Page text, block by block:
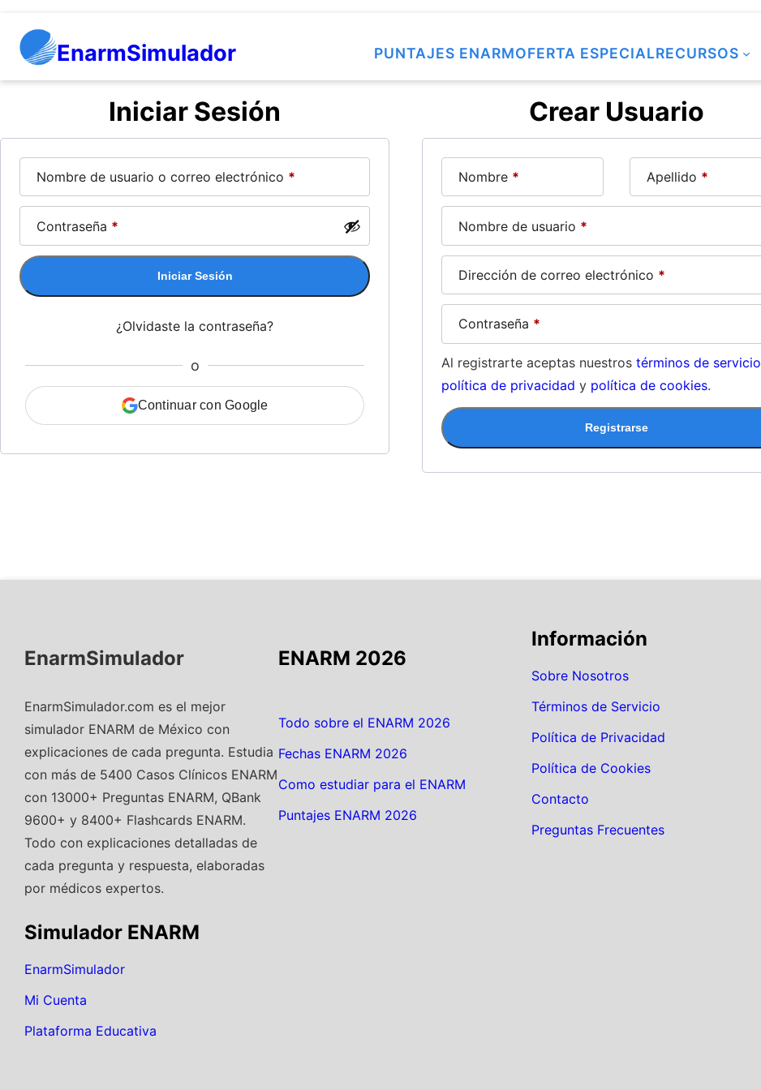
contenido
EnarmSimulador PUNTAJES ENARMOFERTA ESPECIALRECURSOS
Iniciar Sesión
Nombre de usuario o correo electrónico *
Contraseña *
Iniciar Sesión
¿Olvidaste la contraseña?
o
Continuar con Google
Crear Usuario
Nombre * Apellido *
Nombre de usuario *
Dirección de correo electrónico *
Contraseña *
Al registrarte aceptas nuestros términos de servicio
política de privacidad y política de cookies.
Registrarse
EnarmSimulador
EnarmSimulador.com es el mejor
simulador ENARM de México con
explicaciones de cada pregunta. Estudia
con más de 5400 Casos Clínicos ENARM
con 13000+ Preguntas ENARM, QBank
9600+ y 8400+ Flashcards ENARM.
Todo con explicaciones detalladas de
cada pregunta y respuesta, elaboradas
por médicos expertos.
Simulador ENARM
EnarmSimulador
Mi Cuenta
Plataforma Educativa
ENARM 2026
Todo sobre el ENARM 2026
Fechas ENARM 2026
Como estudiar para el ENARM
Puntajes ENARM 2026
Información
Sobre Nosotros
Términos de Servicio
Política de Privacidad
Política de Cookies
Contacto
Preguntas Frecuentes